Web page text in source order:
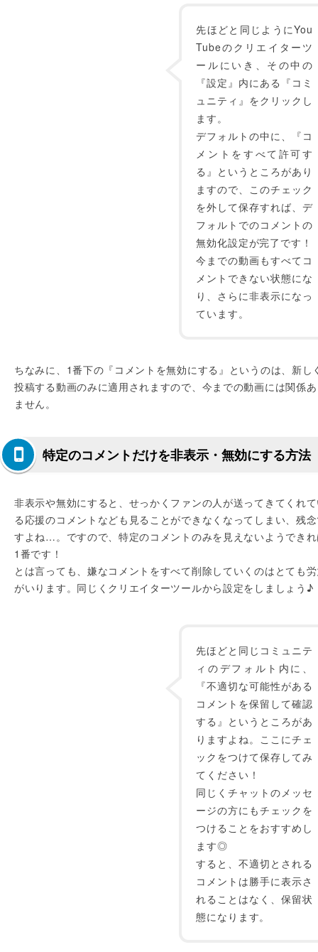
先ほどと同じようにYou
Tubeのクリエイターツ
ールにいき、その中の
『設定』内にある『コミ
ュニティ』をクリックし
ます。
デフォルトの中に、『コ
メントをすべて許可す
る』というところがあり
ますので、このチェック
を外して保存すれば、デ
フォルトでのコメントの
無効化設定が完了です！
今までの動画もすべてコ
メントできない状態にな
り、さらに非表示になっ
ています。
ちなみに、1番下の『コメントを無効にする』というのは、新し
投稿する動画のみに適用されますので、今までの動画には関係
ません。
特定のコメントだけを非表示・無効にする方法
非表示や無効にすると、せっかくファンの人が送ってきてくれ
る応援のコメントなども見ることができなくなってしまい、残
すよね…。ですので、特定のコメントのみを見えないようでき
1番です！
とは言っても、嫌なコメントをすべて削除していくのはとても
がいります。同じくクリエイターツールから設定をしましょう♪
先ほどと同じコミュニテ
ィのデフォルト内に、
『不適切な可能性がある
コメントを保留して確認
する』というところがあ
りますよね。ここにチェ
ックをつけて保存してみ
てください！
同じくチャットのメッセ
ージの方にもチェックを
つけることをおすすめし
ます◎
すると、不適切とされる
コメントは勝手に表示さ
れることはなく、保留状
態になります。